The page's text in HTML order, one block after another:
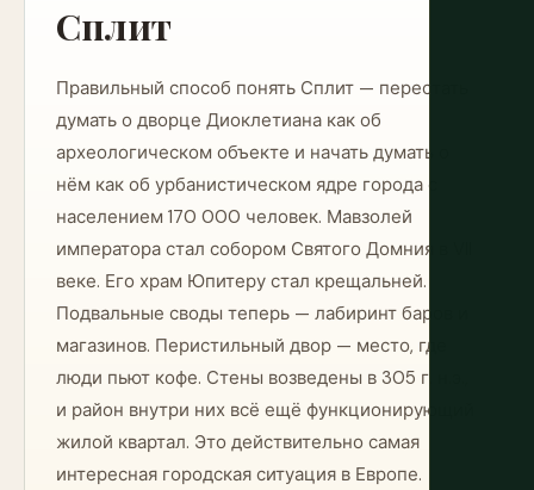
Сплит
Правильный способ понять Сплит — перестать
думать о дворце Диоклетиана как об
археологическом объекте и начать думать о
нём как об урбанистическом ядре города с
населением 170 000 человек. Мавзолей
императора стал собором Святого Домния в VII
веке. Его храм Юпитеру стал крещальней.
Подвальные своды теперь — лабиринт баров и
магазинов. Перистильный двор — место, где
люди пьют кофе. Стены возведены в 305 г. н.э.,
и район внутри них всё ещё функционирующий
жилой квартал. Это действительно самая
интересная городская ситуация в Европе.